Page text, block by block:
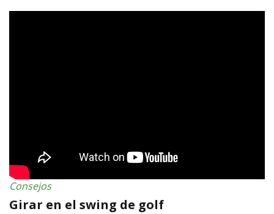
Consejos
Girar en el swing de golf